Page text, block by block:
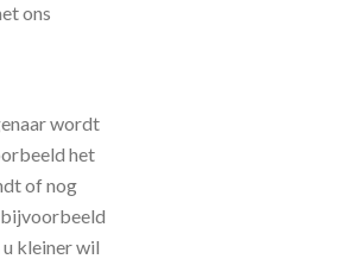
ons
wordt
het
of nog
bijvoorbeeld
kleiner wil